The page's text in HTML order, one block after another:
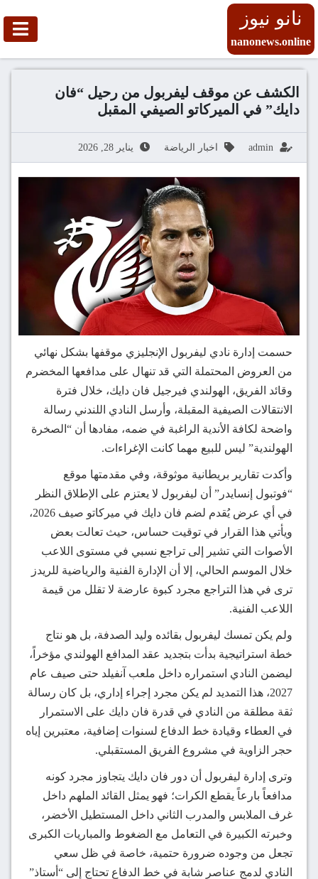
نانو نيوز
nanonews.online
الكشف عن موقف ليفربول من رحيل “فان
دايك” في الميركاتو الصيفي المقبل
admin اخبار الرياضة يناير 28, 2026
حسمت إدارة نادي ليفربول الإنجليزي موقفها بشكل نهائي
من العروض المحتملة التي قد تنهال على مدافعها المخضرم
وقائد الفريق، الهولندي فيرجيل فان دايك، خلال فترة
الانتقالات الصيفية المقبلة، وأرسل النادي اللندني رسالة
واضحة لكافة الأندية الراغبة في ضمه، مفادها أن “الصخرة
الهولندية” ليس للبيع مهما كانت الإغراءات.
وأكدت تقارير بريطانية موثوقة، وفي مقدمتها موقع
“فوتبول إنسايدر” أن ليفربول لا يعتزم على الإطلاق النظر
في أي عرض يُقدم لضم فان دايك في ميركاتو صيف 2026،
ويأتي هذا القرار في توقيت حساس، حيث تعالت بعض
الأصوات التي تشير إلى تراجع نسبي في مستوى اللاعب
خلال الموسم الحالي، إلا أن الإدارة الفنية والرياضية للريدز
ترى في هذا التراجع مجرد كبوة عارضة لا تقلل من قيمة
اللاعب الفنية.
ولم يكن تمسك ليفربول بقائده وليد الصدفة، بل هو نتاج
خطة استراتيجية بدأت بتجديد عقد المدافع الهولندي مؤخراً،
ليضمن النادي استمراره داخل ملعب آنفيلد حتى صيف عام
2027، هذا التمديد لم يكن مجرد إجراء إداري، بل كان رسالة
ثقة مطلقة من النادي في قدرة فان دايك على الاستمرار
في العطاء وقيادة خط الدفاع لسنوات إضافية، معتبرين إياه
حجر الزاوية في مشروع الفريق المستقبلي.
وترى إدارة ليفربول أن دور فان دايك يتجاوز مجرد كونه
مدافعاً بارعاً يقطع الكرات؛ فهو يمثل القائد الملهم داخل
غرف الملابس والمدرب الثاني داخل المستطيل الأخضر،
وخبرته الكبيرة في التعامل مع الضغوط والمباريات الكبرى
تجعل من وجوده ضرورة حتمية، خاصة في ظل سعي
النادي لدمج عناصر شابة في خط الدفاع تحتاج إلى “أستاذ”